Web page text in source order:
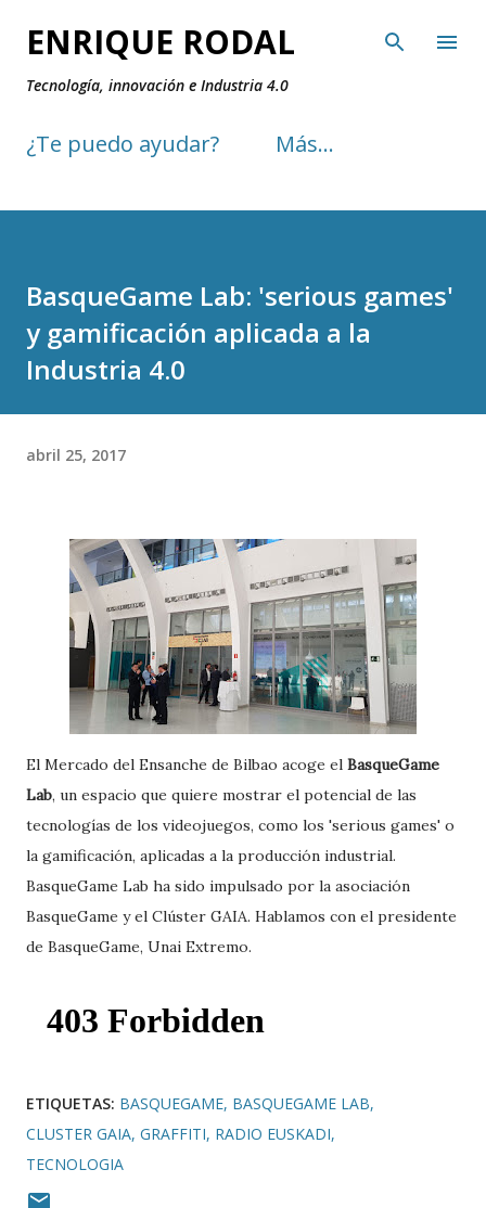
Ir al contenido principal
ENRIQUE RODAL
Tecnología, innovación e Industria 4.0
¿Te puedo ayudar? Más…
BasqueGame Lab: 'serious games'
y gamificación aplicada a la
Industria 4.0
abril 25, 2017
El Mercado del Ensanche de Bilbao acoge el BasqueGame
Lab, un espacio que quiere mostrar el potencial de las
tecnologías de los videojuegos, como los 'serious games' o
la gamificación, aplicadas a la producción industrial.
BasqueGame Lab ha sido impulsado por la asociación
BasqueGame y el Clúster GAIA. Hablamos con el presidente
de BasqueGame, Unai Extremo.
ETIQUETAS: BASQUEGAME BASQUEGAME LAB
CLUSTER GAIA GRAFFITI RADIO EUSKADI
TECNOLOGIA